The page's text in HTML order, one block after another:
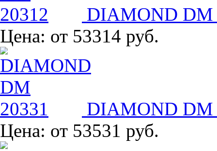
DIAMOND DM
Цена: от 53314 руб.
DIAMOND DM
Цена: от 53531 руб.